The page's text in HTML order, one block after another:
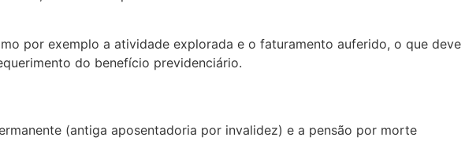
por exemplo a atividade explorada e o faturamento auferido, o que deve
do benefício previdenciário.
(antiga aposentadoria por invalidez) e a pensão por morte